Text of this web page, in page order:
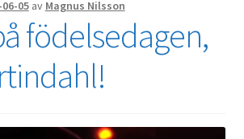
05 av Magnus Nilsson
födelsedagen,